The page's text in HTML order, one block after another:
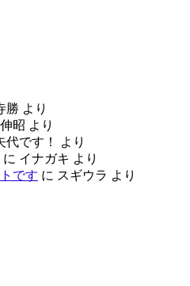
勝 より
昭 より
代です！
より
に イナガキ より
です に スギウラ より